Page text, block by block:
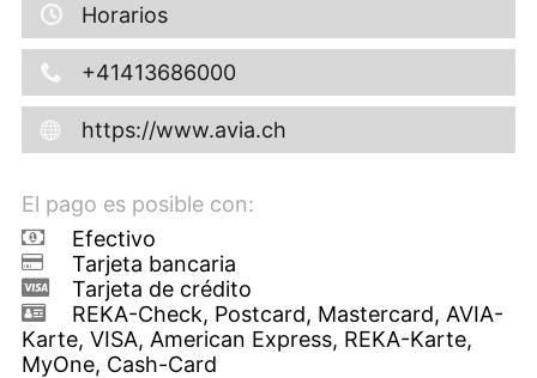
Horarios
+41413686000
https://www.avia.ch
El pago es posible con:
Efectivo
Tarjeta bancaria
Tarjeta de crédito
REKA-Check, Postcard, Mastercard, AVIA-
Karte, VISA, American Express, REKA-Karte,
MyOne, Cash-Card